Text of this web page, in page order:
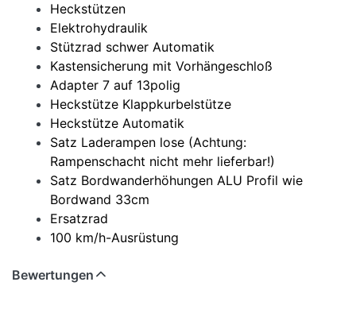
Heckstützen
Elektrohydraulik
Stützrad schwer Automatik
Kastensicherung mit Vorhängeschloß
Adapter 7 auf 13polig
Heckstütze Klappkurbelstütze
Heckstütze Automatik
Satz Laderampen lose (Achtung:
Rampenschacht nicht mehr lieferbar!)
Satz Bordwanderhöhungen ALU Profil wie
Bordwand 33cm
Ersatzrad
100 km/h-Ausrüstung
Bewertungen